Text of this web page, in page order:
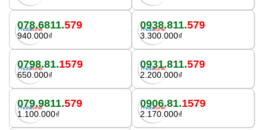
078.6811.579
940.000₫
0938.811.579
3.300.000₫
0798.81.1579
650.000₫
0931.811.579
2.200.000₫
079.9811.579
1.100.000₫
0906.81.1579
2.170.000₫